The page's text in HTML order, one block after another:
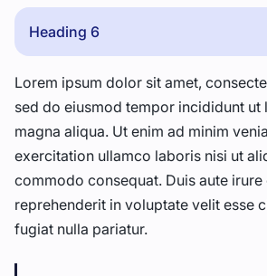
Heading 6
Lorem ipsum dolor sit amet,
sed do eiusmod tempor incididunt ut
magna aliqua. Ut enim ad minim
exercitation ullamco laboris nisi ut
commodo consequat. Duis aute
reprehenderit in voluptate velit esse
fugiat nulla pariatur.